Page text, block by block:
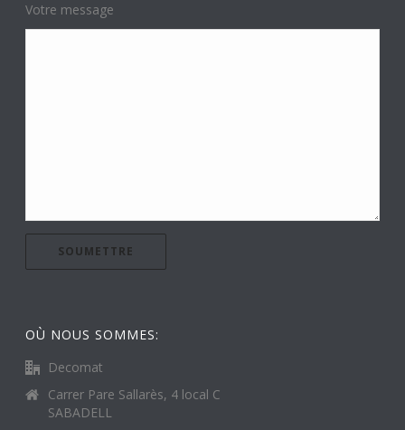
Votre message
OÙ NOUS SOMMES:
Decomat
Carrer Pare Sallarès, 4 local C
SABADELL